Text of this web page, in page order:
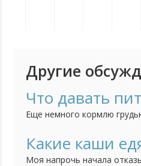
Другие
Что давать
Еще немного кормлю
хочу.
Какие каши
Моя напрочь начала